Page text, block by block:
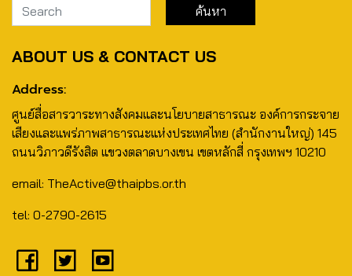
ABOUT US & CONTACT US
Address:
ศูนย์สื่อสารวาระทางสังคมและนโยบายสาธารณะ องค์การกระจาย
เสียงและแพร่ภาพสาธารณะแห่งประเทศไทย (สำนักงานใหญ่) 145
ถนนวิภาวดีรังสิต แขวงตลาดบางเขน เขตหลักสี่ กรุงเทพฯ 10210
email: TheActive@thaipbs.or.th
tel: 0-2790-2615